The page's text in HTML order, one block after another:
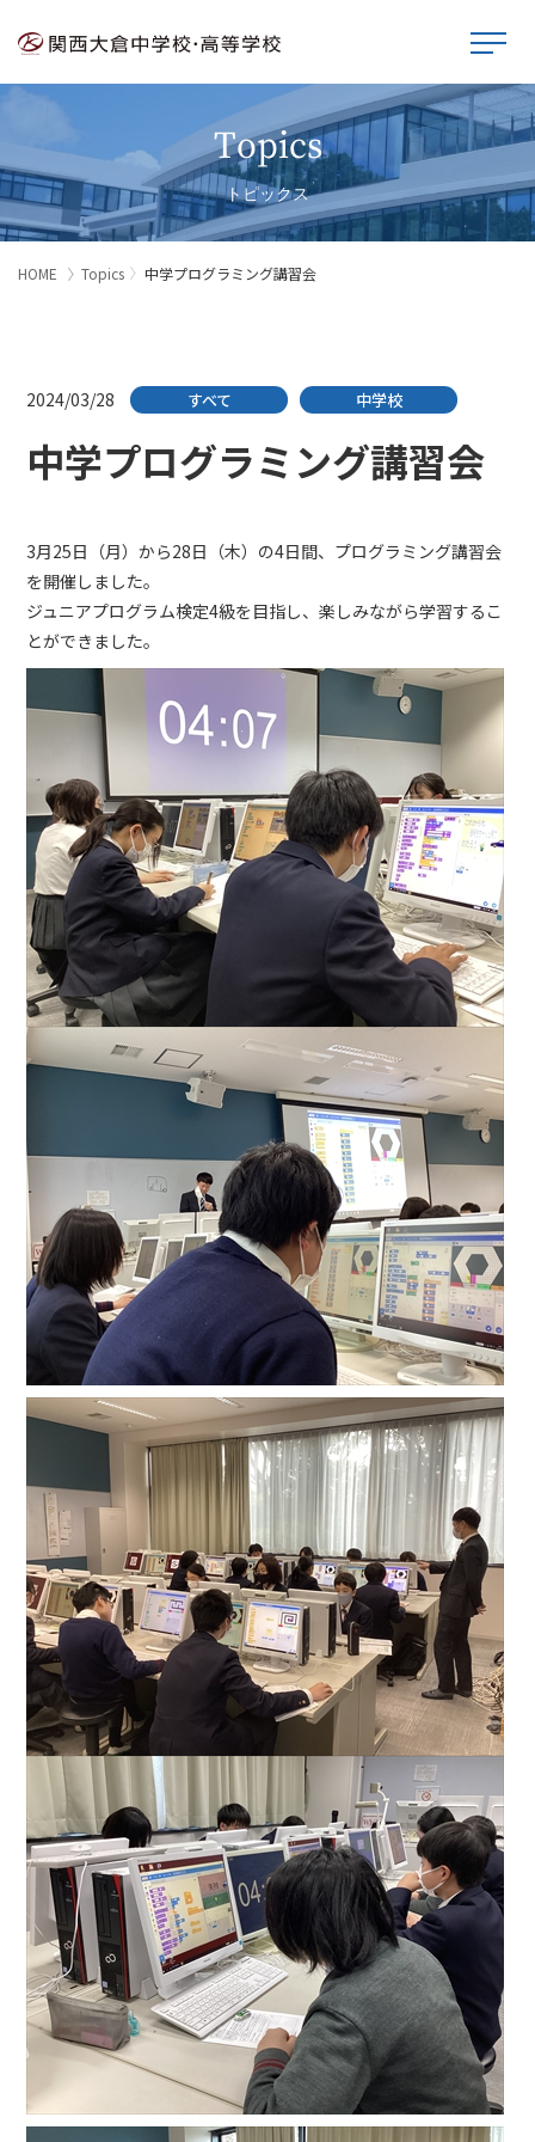
Topics
トピックス
HOME Topics 中学プログラミング講習会
2024/03/28 すべて 中学校
中学プログラミング講習会
3月25日（月）から28日（木）の4日間、プログラミング講習会
を開催しました。
ジュニアプログラム検定4級を目指し、楽しみながら学習するこ
とができました。